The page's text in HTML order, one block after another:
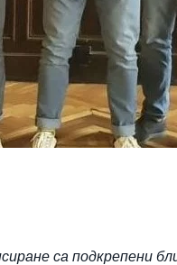
са подкрепени